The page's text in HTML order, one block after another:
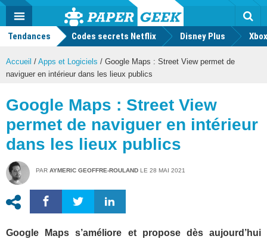
Actu
geek
MENU
Tendances Codes secrets Netflix Disney Plus
Accueil / Apps et Logiciels / Google Maps : Street View permet de
naviguer en intérieur dans les lieux publics
Google Maps : Street View
permet de naviguer en intérieur
dans les lieux publics
PAR AYMERIC GEOFFRE-ROULAND LE 28 MAI 2021
Google Maps s’améliore et propose dès aujourd’hui
Mode
FacebookTwitter Youtube